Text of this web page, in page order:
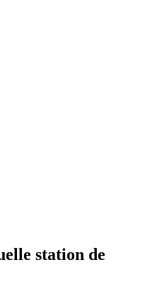
station de